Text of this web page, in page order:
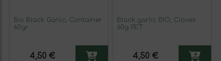
Bio Black Garlic, Container
60gr
4,50 €
Black garlic BIO, Cloves
60g PET
4,50 €